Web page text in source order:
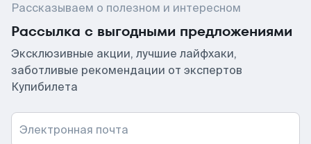
Рассказываем о полезном и интересном
Рассылка с выгодными предложениями
Эксклюзивные акции, лучшие лайфхаки,
заботливые рекомендации от экспертов
Купибилета
Электронная почта